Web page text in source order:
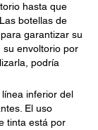
hasta que
botellas de
garantizar su
su envoltorio por
podría
inferior del
El uso
tinta está por